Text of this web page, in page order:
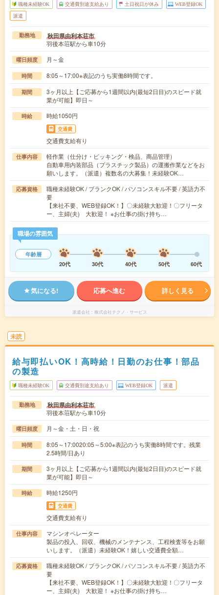
職種未経験OK 交通費別途支給あり 土日祝日が休み WEB登録OK
派遣
勤務地 秋田県由利本荘市
羽後本荘駅から車10分
曜日頻度 月～金
時間 8:05～17:00※表記のうち実働8時間です。
期間
3ヶ月以上【ご応募から1週間以内(最短2日目)のスピード就
業が可能】即日～
時給 時給1050円
交通費
交通費支給有り
仕事内容
軽作業（仕分け・ピッキング・検品、商品管理）
自動車用内装部品（プラスチック製品）の運搬作業などをお
願いします。（派遣）複数名の大募集！未経験OK…
応募資格
職種未経験OK / ブランクOK / パソコンスキル不要 / 英語力不
要
【来社不要、WEB登録OK！】〇未経験大歓迎！〇フリータ
ー、主婦(夫) 大歓迎！ ※お仕事の掛け持ち…
職場の雰囲気
年齢層
20代
30代 40代 50代 60代
気になる! 応募へ進む 詳しく見る
派遣会社 株式会社テクノ・サービス
未読
給与即払いOK！高時給！日勤のお仕事！部品
の製造
職種未経験OK 交通費別途支給あり WEB登録OK 派遣
勤務地 秋田県由利本荘市
羽後本荘駅から車10分
曜日頻度 月～金・土・日・祝
時間
8:05～17:0020:05～5:00※表記のうち実働8時間です。残業
2.5時間/日あり
期間
3ヶ月以上【ご応募から1週間以内(最短2日目)のスピード就
業が可能】即日～
時給 時給1250円
交通費
交通費支給有り
仕事内容
マシンオペレーター
製品の投入、回収、機械のメンテナンス、工程検査等をお願
いします。（派遣）未経験OK！嬉しい交通費全額…
応募資格
職種未経験OK / ブランクOK / パソコンスキル不要 / 英語力不
要
【来社不要、WEB登録OK！】〇未経験大歓迎！〇フリータ
ー、主婦(夫) 大歓迎！ ※お仕事の掛け持ち…